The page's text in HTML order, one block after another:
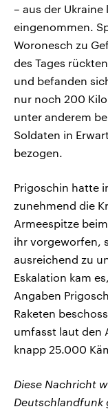
– aus der
eingenommen.
Woronesch zu
des Tages
und befanden
nur noch 200
unter anderem
Soldaten in
bezogen.
Prigoschin hatte
zunehmend die
Armeespitze
ihr vorgeworfen,
ausreichend zu
Eskalation kam
Angaben
Raketen
umfasst laut den
knapp 25.000
Diese Nachricht
Deutschlandfunk